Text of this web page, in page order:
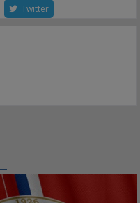
Twitter